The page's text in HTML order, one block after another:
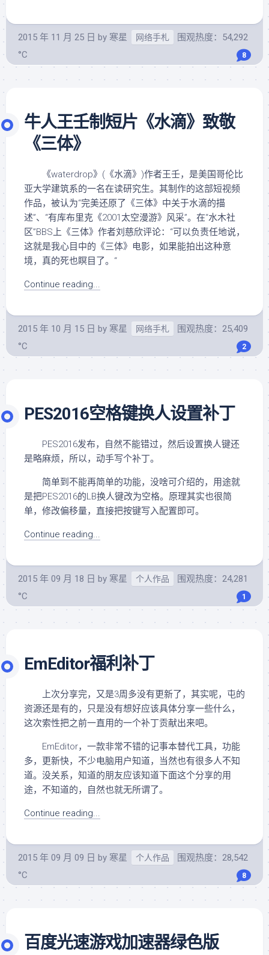
2015 年 11 月 25 日 by 寒星 网络手札
围观热度：54,292
°C
8
牛人王壬制短片《水滴》致敬
《三体》
《waterdrop》(《水滴》)作者王壬，是美国哥伦比
亚大学建筑系的一名在读研究生。其制作的这部短视频
作品，被认为“完美还原了《三体》中关于水滴的描
述”、“有库布里克《2001太空漫游》风采”。在“水木社
区”BBS上《三体》作者刘慈欣评论：“可以负责任地说，
这就是我心目中的《三体》电影，如果能拍出这种意
境，真的死也瞑目了。“
Continue reading...
2015 年 10 月 15 日 by 寒星 网络手札
围观热度：25,409
°C
2
PES2016空格键换人设置补丁
PES2016发布，自然不能错过，然后设置换人键还
是略麻烦，所以，动手写个补丁。
简单到不能再简单的功能，没啥可介绍的，用途就
是把PES2016的LB换人键改为空格。原理其实也很简
单，修改偏移量，直接把按键写入配置即可。
Continue reading...
2015 年 09 月 18 日 by 寒星 个人作品
围观热度：24,281
°C
1
EmEditor福利补丁
上次分享完，又是3周多没有更新了，其实呢，屯的
资源还是有的，只是没有想好应该具体分享一些什么，
这次索性把之前一直用的一个补丁贡献出来吧。
EmEditor，一款非常不错的记事本替代工具，功能
多，更新快，不少电脑用户知道，当然也有很多人不知
道。没关系，知道的朋友应该知道下面这个分享的用
途，不知道的，自然也就无所谓了。
Continue reading...
2015 年 09 月 09 日 by 寒星 个人作品
围观热度：28,542
°C
8
百度光速游戏加速器绿色版